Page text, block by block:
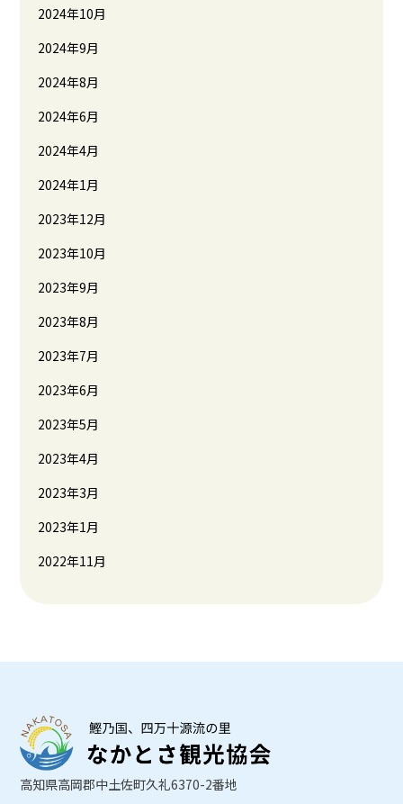
2024年10月
2024年9月
2024年8月
2024年6月
2024年4月
2024年1月
2023年12月
2023年10月
2023年9月
2023年8月
2023年7月
2023年6月
2023年5月
2023年4月
2023年3月
2023年1月
2022年11月
高知県高岡郡中土佐町久礼6370-2番地